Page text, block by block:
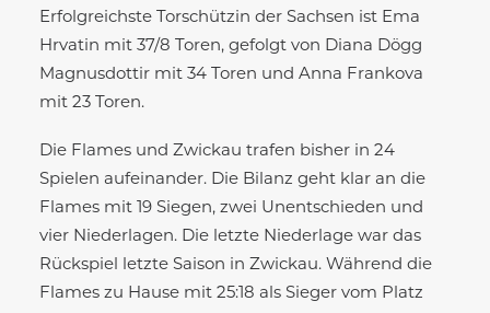
Erfolgreichste Torschützin der Sachsen ist Ema
Hrvatin mit 37/8 Toren, gefolgt von Diana Dögg
Magnusdottir mit 34 Toren und Anna Frankova
mit 23 Toren.
Die Flames und Zwickau trafen bisher in 24
Spielen aufeinander. Die Bilanz geht klar an die
Flames mit 19 Siegen, zwei Unentschieden und
vier Niederlagen. Die letzte Niederlage war das
Rückspiel letzte Saison in Zwickau. Während die
Flames zu Hause mit 25:18 als Sieger vom Platz